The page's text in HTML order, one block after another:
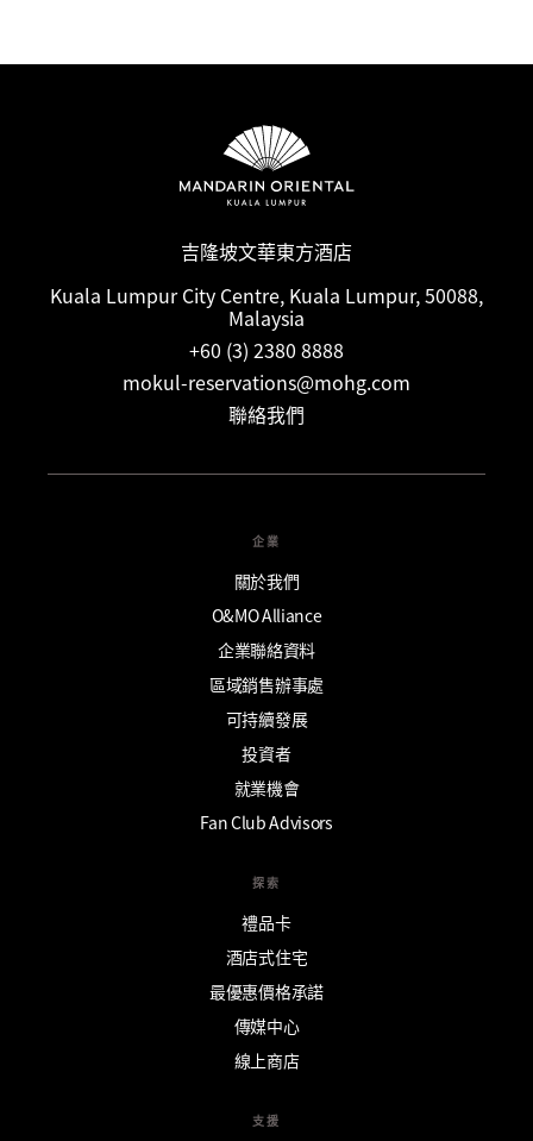
吉隆坡文華東方酒店
Kuala Lumpur City Centre, Kuala Lumpur, 50088,
Malaysia
+60 (3) 2380 8888
mokul-reservations@mohg.com
聯絡我們
企業
關於我們
O&MO Alliance
企業聯絡資料
區域銷售辦事處
可持續發展
投資者
就業機會
Fan Club Advisors
探索
禮品卡
酒店式住宅
最優惠價格承諾
傳媒中心
線上商店
支援